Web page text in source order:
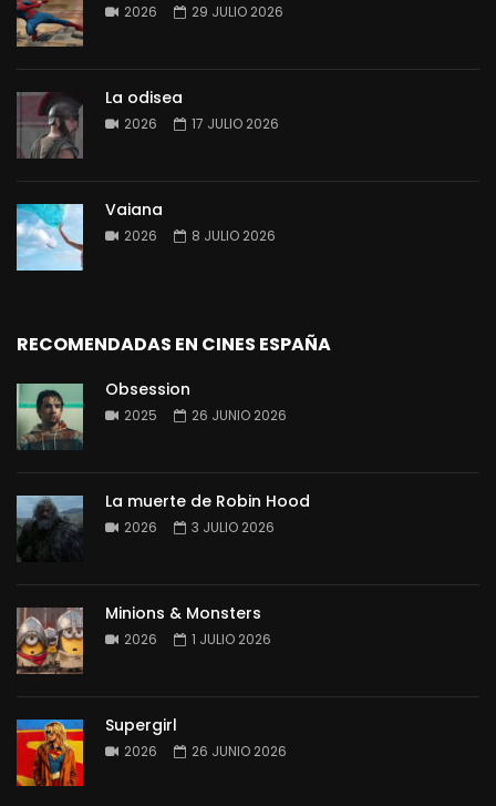
2026 29 JULIO 2026
La odisea
2026 17 JULIO 2026
Vaiana
2026 8 JULIO 2026
RECOMENDADAS EN CINES ESPAÑA
Obsession
2025 26 JUNIO 2026
La muerte de Robin Hood
2026 3 JULIO 2026
Minions & Monsters
2026 1 JULIO 2026
Supergirl
2026 26 JUNIO 2026